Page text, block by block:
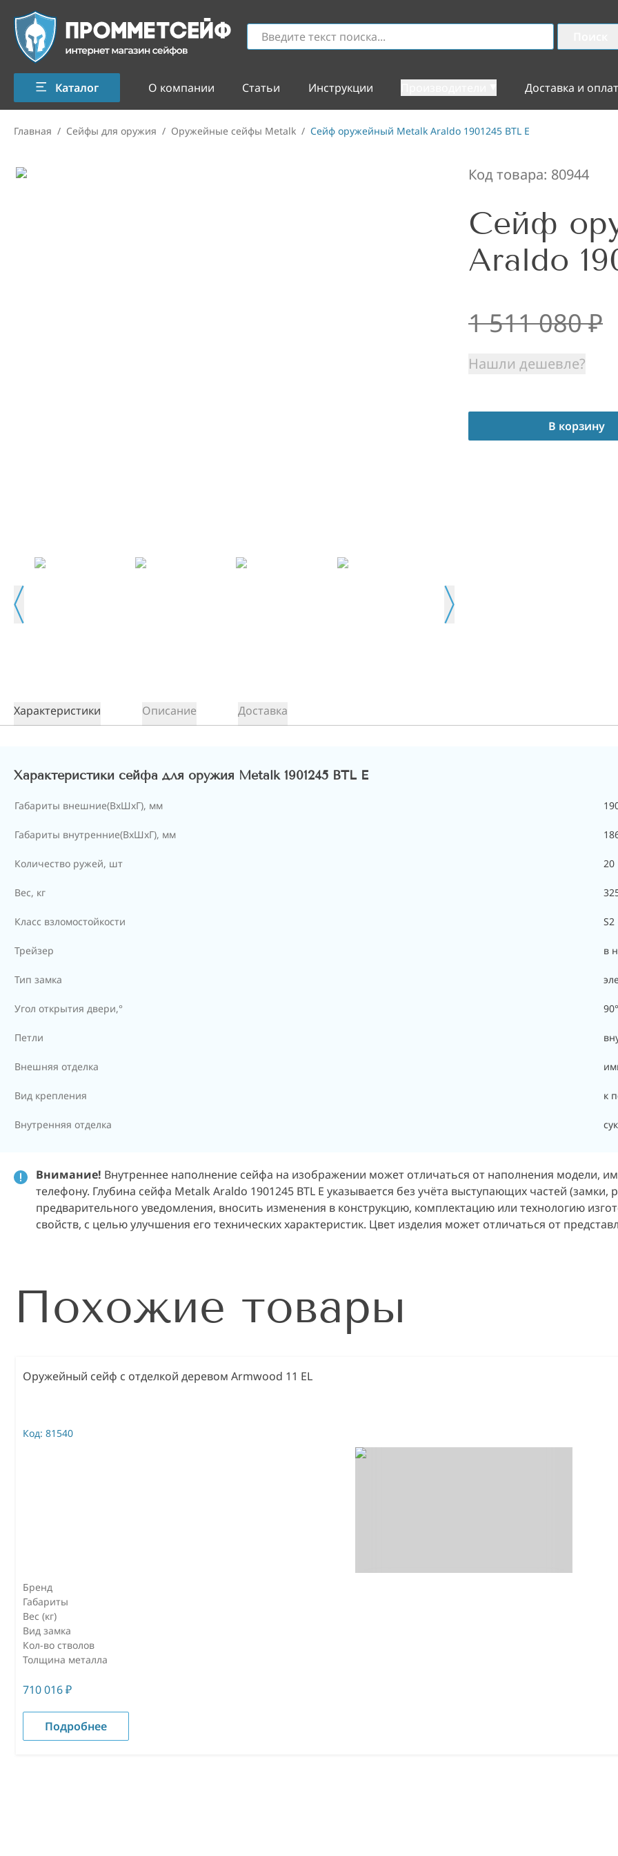
Каталог О компании Статьи Инструкции Доставка и
Главная / Сейфы для оружия / Оружейные сейфы Metalk / Сейф оружейный Metalk Araldo 1901245 BTL E
Код товара: 80944
Сейф
Araldo
1 511 080₽
Нашли дешевле?
В корзину
Характеристики Описание Доставка
Характеристики сейфа для оружия Metalk 1901245 BTL E
Габариты внешние(ВхШхГ), мм
Габариты внутренние(ВхШхГ), мм
Количество ружей, шт 20
Вес, кг
Класс взломостойкости S2
Трейзер в
Тип замка
Угол открытия двери,° 90°
Петли
Внешняя отделка
Вид крепления к
Внутренняя отделка
Внимание! Внутреннее наполнение сейфа на изображении может отличаться от наполнения модели,
телефону. Глубина сейфа Metalk Araldo 1901245 BTL E указывается без учёта выступающих частей (замки,
предварительного уведомления, вносить изменения в конструкцию, комплектацию или технологию
свойств, с целью улучшения его технических характеристик. Цвет изделия может отличаться от
Похожие товары
Оружейный сейф с отделкой деревом Armwood 11 EL
Код: 81540
Бренд
Габариты
Вес (кг)
Вид замка
Кол-во стволов
Толщина металла
710 016₽
Подробнее